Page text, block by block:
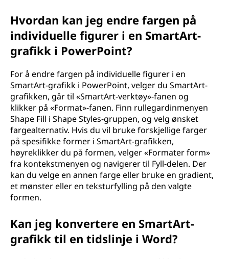
Hvordan kan jeg endre fargen på
individuelle figurer i en SmartArt-
grafikk i PowerPoint?
For å endre fargen på individuelle figurer i en
SmartArt-grafikk i PowerPoint, velger du SmartArt-
grafikken, går til «SmartArt-verktøy»-fanen og
klikker på «Format»-fanen. Finn rullegardinmenyen
Shape Fill i Shape Styles-gruppen, og velg ønsket
fargealternativ. Hvis du vil bruke forskjellige farger
på spesifikke former i SmartArt-grafikken,
høyreklikker du på formen, velger «Formater form»
fra kontekstmenyen og navigerer til Fyll-delen. Der
kan du velge en annen farge eller bruke en gradient,
et mønster eller en teksturfylling på den valgte
formen.
Kan jeg konvertere en SmartArt-
grafikk til en tidslinje i Word?